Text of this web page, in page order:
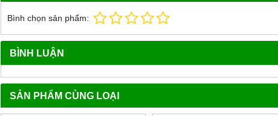
Bình chọn sản phẩm:
BÌNH LUẬN
SẢN PHẨM CÙNG LOẠI